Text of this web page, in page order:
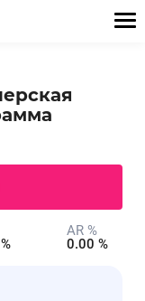
AR %
0.00 %